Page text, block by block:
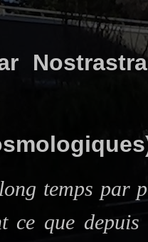
temps par
ce que